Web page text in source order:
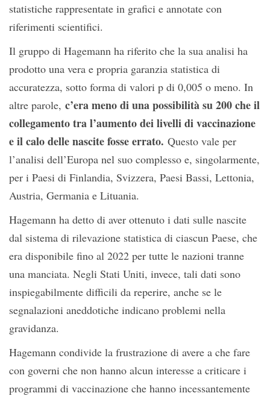
statistiche rappresentate in grafici e annotate con
riferimenti scientifici.
Il gruppo di Hagemann ha riferito che la sua analisi ha
prodotto una vera e propria garanzia statistica di
accuratezza, sotto forma di valori p di 0,005 o meno. In
altre parole, c’era meno di una possibilità su 200 che il
collegamento tra l’aumento dei livelli di vaccinazione
e il calo delle nascite fosse errato. Questo vale per
l’analisi dell’Europa nel suo complesso e, singolarmente,
per i Paesi di Finlandia, Svizzera, Paesi Bassi, Lettonia,
Austria, Germania e Lituania.
Hagemann ha detto di aver ottenuto i dati sulle nascite
dal sistema di rilevazione statistica di ciascun Paese, che
era disponibile fino al 2022 per tutte le nazioni tranne
una manciata. Negli Stati Uniti, invece, tali dati sono
inspiegabilmente difficili da reperire, anche se le
segnalazioni aneddotiche indicano problemi nella
gravidanza.
Hagemann condivide la frustrazione di avere a che fare
con governi che non hanno alcun interesse a criticare i
programmi di vaccinazione che hanno incessantemente